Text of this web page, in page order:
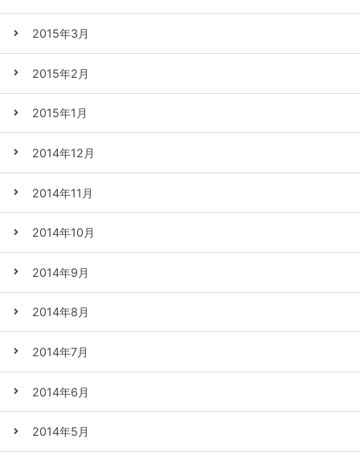
2015年3月
2015年2月
2015年1月
2014年12月
2014年11月
2014年10月
2014年9月
2014年8月
2014年7月
2014年6月
2014年5月